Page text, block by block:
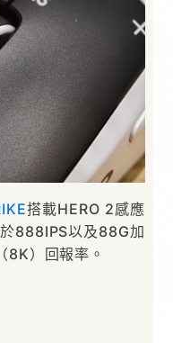
搭載HERO 2感應
888IPS以及88G加
）回報率。